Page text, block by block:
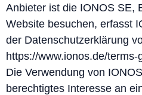
Anbieter ist die IONOS SE,
Website besuchen, erfasst
der Datenschutzerklärung
https://www.ionos.de/terms-
Die Verwendung von
berechtigtes Interesse an